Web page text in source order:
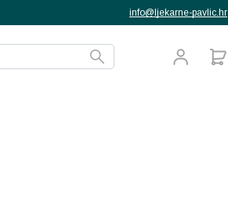
info@ljekarne-pavlic.hr